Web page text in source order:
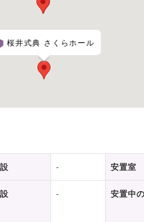
桜井式典 さくらホール
- 安置室
- 安置中